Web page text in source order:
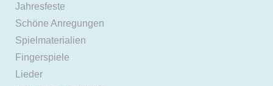
Jahresfeste
Schöne Anregungen
Spielmaterialien
Fingerspiele
Lieder